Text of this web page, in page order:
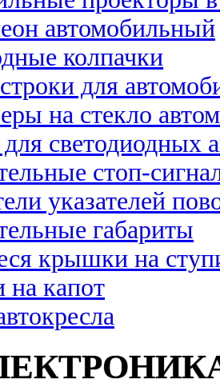
автомобильный
колпачки
для
на стекло
светодиодных
стоп-
указателей
габариты
крышки на
на капот